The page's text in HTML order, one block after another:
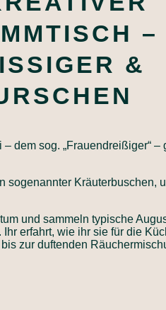
–
& K
dem sog. „Frauendreißiger“ –
sogenannter Kräuterbuschen,
und sammeln typische
erfahrt, wie ihr sie für die
zur duftenden